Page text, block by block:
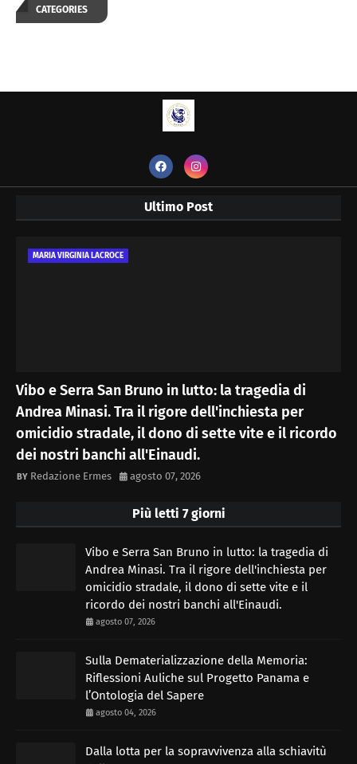
CATEGORIES
Ultimo Post
MARIA VIRGINIA LACROCE
Vibo e Serra San Bruno in lutto: la tragedia di
Andrea Minasi. Tra il rigore dell'inchiesta per
omicidio stradale, il dono di sette vite e il ricordo
dei nostri banchi all'Einaudi.
Redazione Ermes agosto 07, 2026
Più letti 7 giorni
Vibo e Serra San Bruno in lutto: la tragedia di
Andrea Minasi. Tra il rigore dell'inchiesta per
omicidio stradale, il dono di sette vite e il
ricordo dei nostri banchi all'Einaudi.
agosto 07, 2026
Sulla Dematerializzazione della Memoria:
Riflessioni Auliche sul Progetto Panama e
l’Ontologia del Sapere
agosto 04, 2026
Dalla lotta per la sopravvivenza alla schiavitù